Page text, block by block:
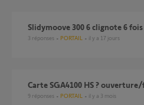
slidymoove 300 6 clignote 6 fois
3 réponses PORTAIL il y a 17 jours
carte SGA4100 HS ?
9 réponses PORTAIL il y a 3 mois